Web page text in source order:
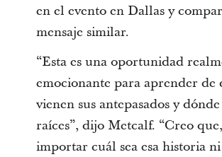
en el evento en Dallas y
mensaje similar.
“Esta es una oportunidad
emocionante para aprender de
vienen sus antepasados y
raíces”, dijo Metcalf. “Creo
importar cuál sea esa historia